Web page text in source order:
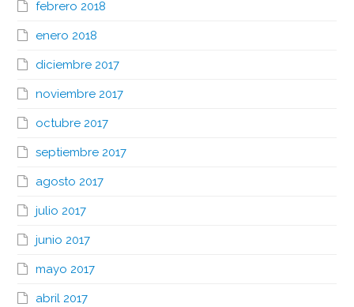
febrero 2018
enero 2018
diciembre 2017
noviembre 2017
octubre 2017
septiembre 2017
agosto 2017
julio 2017
junio 2017
mayo 2017
abril 2017